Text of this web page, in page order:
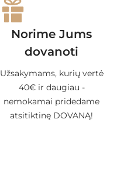
Norime Jums
dovanoti
Užsakymams, kurių vertė
40€ ir daugiau -
nemokamai pridedame
atsitiktinę DOVANĄ!